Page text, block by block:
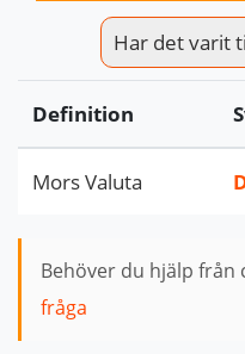
Har det varit
Definition
Mors Valuta
Behöver du hjälp från
fråga